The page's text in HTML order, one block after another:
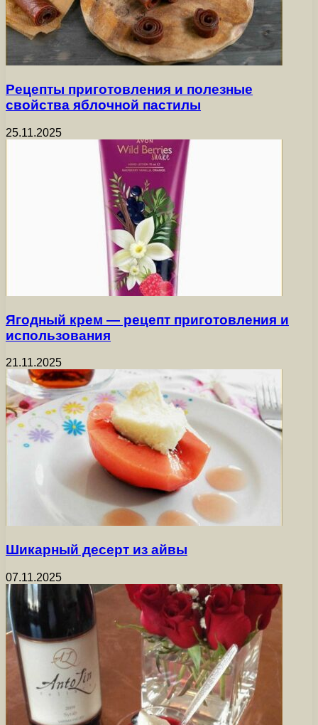
Рецепты приготовления и полезные
свойства яблочной пастилы
25.11.2025
Ягодный крем — рецепт приготовления и
использования
21.11.2025
Шикарный десерт из айвы
07.11.2025